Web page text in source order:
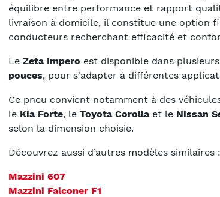
équilibre entre performance et rapport
livraison à domicile, il constitue une option
conducteurs recherchant efficacité et
Le Zeta Impero est disponible dans
pouces, pour s'adapter à différentes
Ce pneu convient notamment à des
le Kia Forte, le Toyota Corollaet le Nissan
selon la dimension choisie.
Découvrez aussi d’autres modèles similaires :
Mazzini 607
Mazzini Falconer F1